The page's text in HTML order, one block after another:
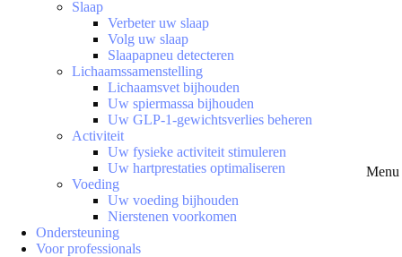
Menu
Slaap
Verbeter uw slaap
Volg uw slaap
Slaapapneu detecteren
Lichaamssamenstelling
Lichaamsvet bijhouden
Uw spiermassa bijhouden
Uw GLP-1-gewichtsverlies beheren
Activiteit
Uw fysieke activiteit stimuleren
Uw hartprestaties optimaliseren
Voeding
Uw voeding bijhouden
Nierstenen voorkomen
Ondersteuning
Voor professionals